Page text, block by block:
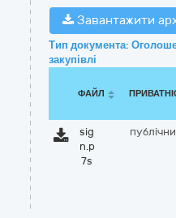
Завантажити
Тип документа:
закупівлі
ФАЙЛ
sig
n.p
7s